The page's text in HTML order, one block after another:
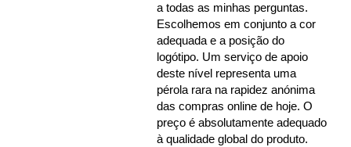
a todas as minhas perguntas.
Escolhemos em conjunto a cor
adequada e a posição do
logótipo. Um serviço de apoio
deste nível representa uma
pérola rara na rapidez anónima
das compras online de hoje. O
preço é absolutamente adequado
à qualidade global do produto.